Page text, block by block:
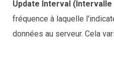
Update Interval
fréquence à laquelle
données au serveur. Cela